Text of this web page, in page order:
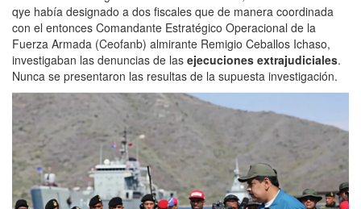
qye había designado a dos fiscales que de manera coordinada
con el entonces Comandante Estratégico Operacional de la
Fuerza Armada (Ceofanb) almirante Remigio Ceballos Ichaso,
investigaban las denuncias de las ejecuciones extrajudiciales.
Nunca se presentaron las resultas de la supuesta investigación.